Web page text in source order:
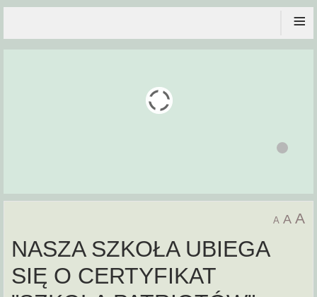
≡
A A A
NASZA SZKOŁA UBIEGA
SIĘ O CERTYFIKAT